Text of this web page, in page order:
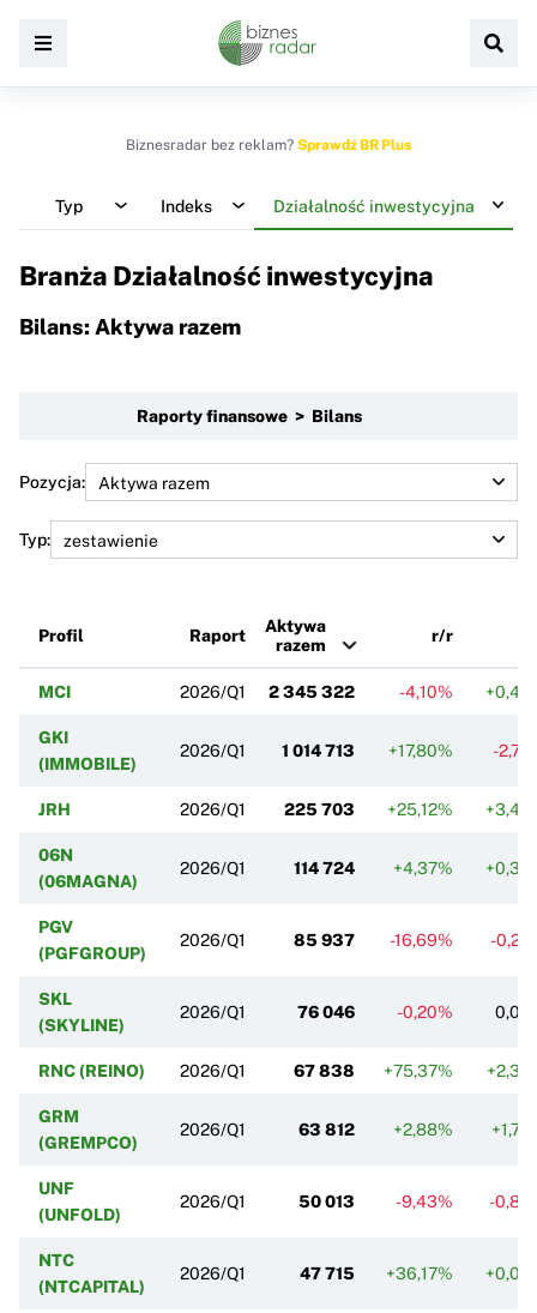
Biznesradar bez reklam? Sprawdź BR Plus
Typ Indeks Działalność inwestycyjna
Branża Działalność inwestycyjna
Bilans: Aktywa razem
Raporty finansowe > Bilans
Pozycja:
Typ:
Profil Raport
Aktywa
razem
r/r
MCI 2026/Q1 2 345 322 -4,10%
GKI
(IMMOBILE)
2026/Q1 1 014 713 +17,80% -
JRH 2026/Q1 225 703 +25,12%
06N
(06MAGNA)
2026/Q1 114 724 +4,37%
PGV
(PGFGROUP)
2026/Q1 85 937 -16,69% -
SKL
(SKYLINE)
2026/Q1 76 046 -0,20%
RNC (REINO) 2026/Q1 67 838 +75,37%
GRM
(GREMPCO)
2026/Q1 63 812 +2,88%
UNF
(UNFOLD)
2026/Q1 50 013 -9,43% -
NTC
(NTCAPITAL)
2026/Q1 47 715 +36,17%